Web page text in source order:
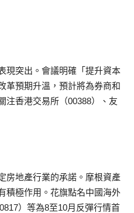
現突出。會議明確「提升資本
革預期升溫，預計將為券商和
注香港交易所（00388）、友
房地產行業的承諾。摩根資產
積極作用。花旗點名中國海外
）等為8至10月反彈行情首